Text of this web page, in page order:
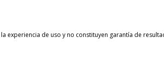
experiencia de uso y no constituyen garantía de